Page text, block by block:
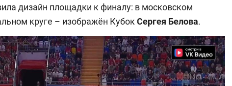
дизайн площадки к финалу: в московском
круге – изображён Кубок Сергея Белова.